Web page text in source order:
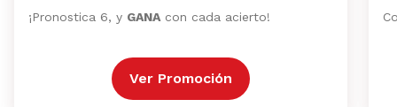
¡Pronostica 6, y GANA con cada acierto!
Ver Promoción